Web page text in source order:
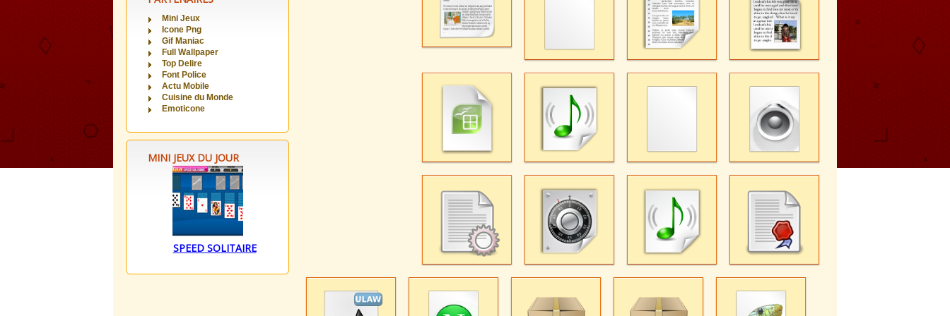
Mini Jeux
Icone Png
Gif Maniac
Full Wallpaper
Top Delire
Font Police
Actu Mobile
Cuisine du Monde
Emoticone
MINI JEUX DU JOUR
SPEED SOLITAIRE